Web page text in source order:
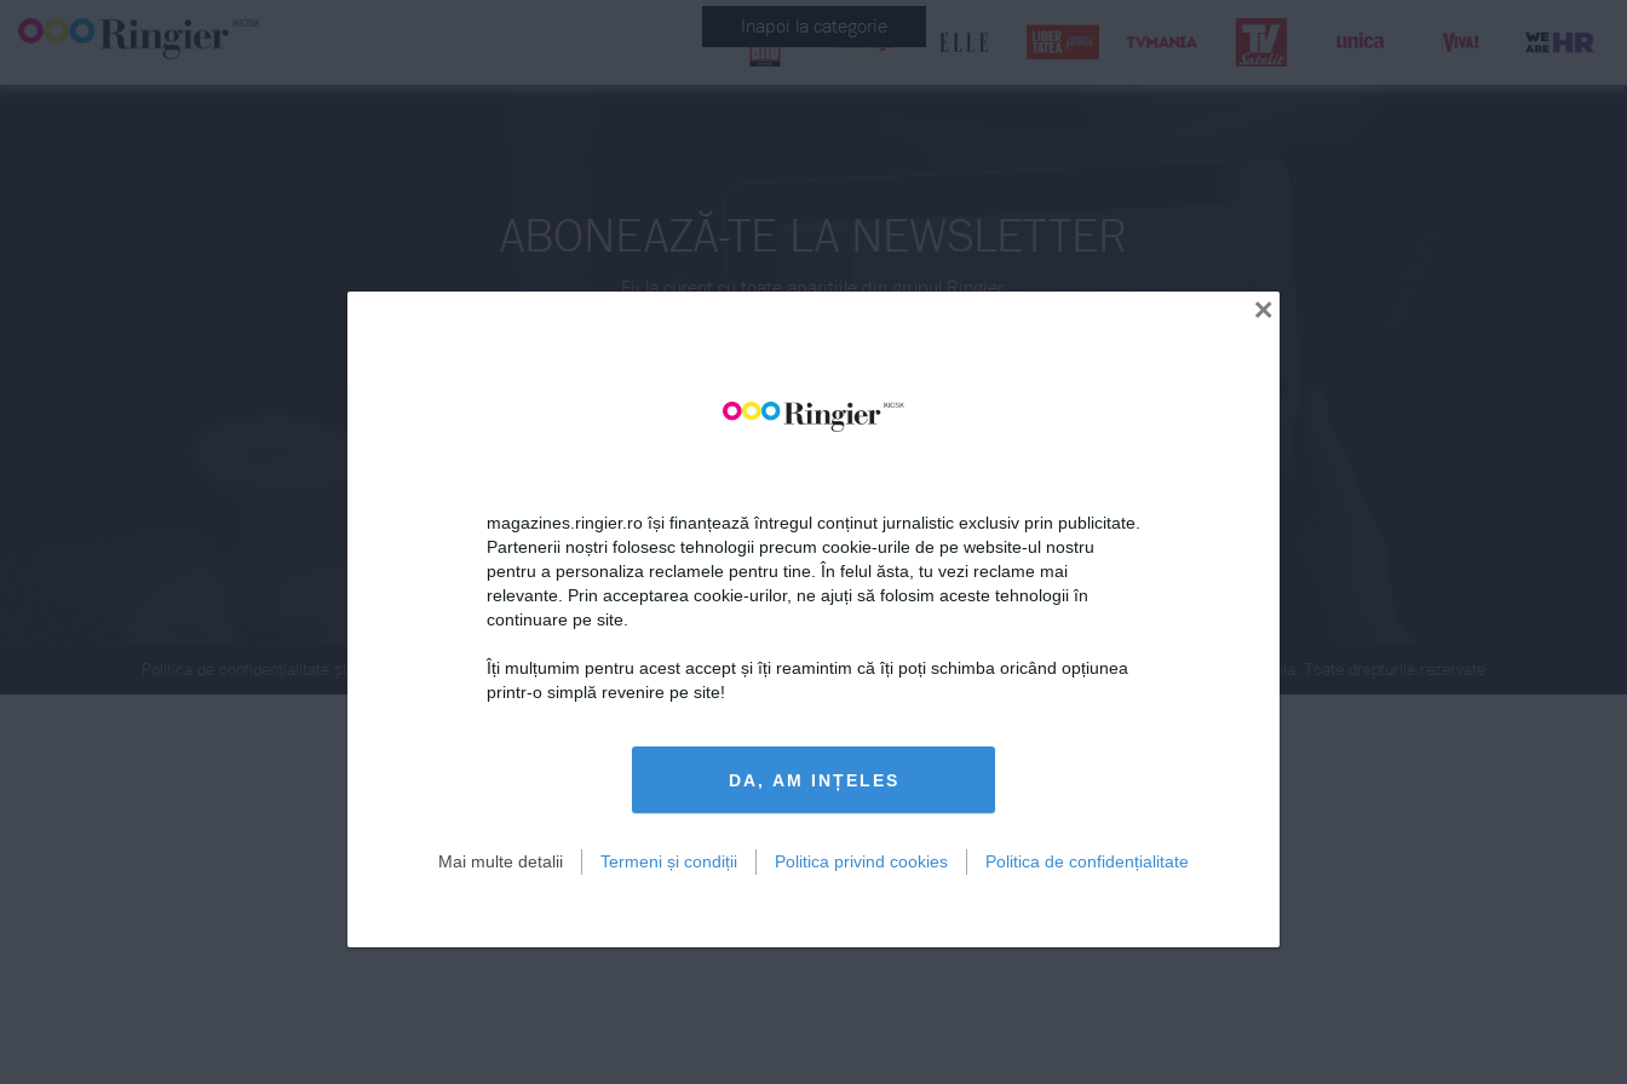
×
magazines.ringier.ro își finanțează întregul conținut jurnalistic exclusiv prin publicitate.
Partenerii noștri folosesc tehnologii precum cookie-urile de pe website-ul nostru
pentru a personaliza reclamele pentru tine. În felul ăsta, tu vezi reclame mai
relevante. Prin acceptarea cookie-urilor, ne ajuți să folosim aceste tehnologii în
continuare pe site.
Îți mulțumim pentru acest accept și îți reamintim că îți poți schimba oricând opțiunea
printr-o simplă revenire pe site!
DA, AM INȚELES
Mai multe detalii Termeni și condiții Politica privind cookies Politica de confidențialitate
Inapoi la categorie
ABONEAZĂ-TE LA NEWSLETTER
Fii la curent cu toate aparițiile din grupul Ringier.
© 2026 Ringier Romania. Toate drepturile rezervate